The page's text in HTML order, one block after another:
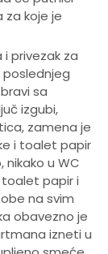
za koje je
privezak za
poslednjeg
sa
izgubi,
zamena je
i toalet papir
u WC
toalet papir i
na svim
obavezno je
izneti u